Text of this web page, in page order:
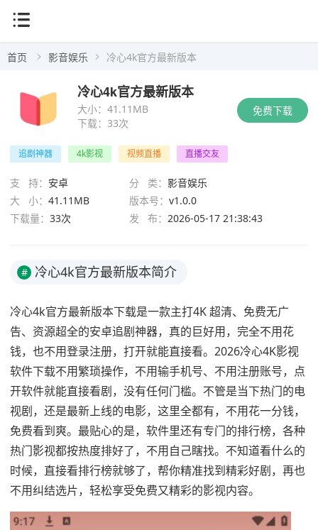
首页 影音娱乐 冷心4k官方最新版本
免费下载
大小： 41.11MB
下载： 33次
冷心4k官方最新版本
追剧神器 4k影视 视频直播 直播交友
支 持： 安卓 分 类： 影音娱乐
大 小： 41.11MB 版本号： v1.0.0
下载量： 33次 发 布： 2026-05-17 21:38:43
# 冷心4k官方最新版本简介
冷心4k官方最新版本下载是一款主打4K 超清、免费无广
告、资源超全的安卓追剧神器，真的巨好用，完全不用花
钱，也不用登录注册，打开就能直接看。2026冷心4K影视
软件下载不用繁琐操作，不用输手机号、不用注册账号，点
开软件就能直接看剧，没有任何门槛。不管是当下热门的电
视剧，还是最新上线的电影，这里全都有，不用花一分钱，
免费看到爽。最贴心的是，软件里还有专门的排行榜，各种
热门影视都按热度排好了，不用自己瞎找。不知道看什么的
时候，直接看排行榜就够了，帮你精准找到精彩好剧，再也
不用纠结选片，轻松享受免费又精彩的影视内容。